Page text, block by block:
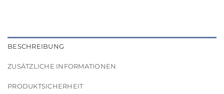
BESCHREIBUNG
ZUSÄTZLICHE INFORMATIONEN
PRODUKTSICHERHEIT